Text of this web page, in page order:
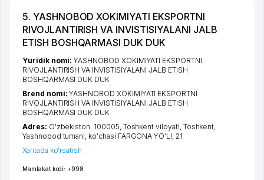
5. YASHNOBOD XOKIMIYATI EKSPORTNI
RIVOJLANTIRISH VA INVISTISIYALANI JALB
ETISH BOSHQARMASI DUK DUK
Mamlakat kodi: +998
Yuridik nomi:YASHNOBOD XOKIMIYATI EKSPORTNI
RIVOJLANTIRISH VA INVISTISIYALANI JALB ETISH
BOSHQARMASI DUK DUK
Brend nomi:YASHNOBOD XOKIMIYATI EKSPORTNI
RIVOJLANTIRISH VA INVISTISIYALANI JALB ETISH
BOSHQARMASI DUK DUK
Adres: O'zbekiston, 100005, Toshkent viloyati Toshkent
Yashnobod tumani ko'chasi FARGONA YO'LI , 21
Xaritada ko'rsatish